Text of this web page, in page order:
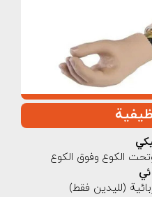
الكوع وفوق الكوع
(لليدين فقط)